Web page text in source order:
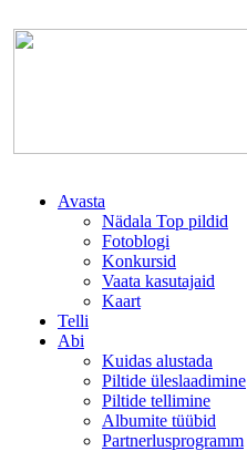
Avasta
Nädala Top pildid
Fotoblogi
Konkursid
Vaata kasutajaid
Kaart
Telli
Abi
Kuidas alustada
Piltide üleslaadimine
Piltide tellimine
Albumite tüübid
Partnerlusprogramm